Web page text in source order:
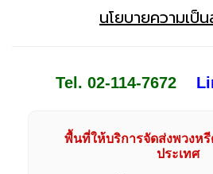
นโยบายความเป็
Tel. 02-114-7672
พื้นที่ให้บริการจัดส่งพวงห
ประเทศ